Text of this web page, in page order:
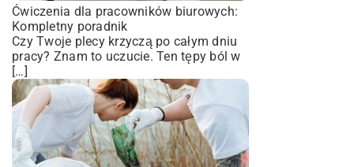
Ćwiczenia dla pracowników biurowych:
Kompletny poradnik
Czy Twoje plecy krzyczą po całym dniu
pracy? Znam to uczucie. Ten tępy ból w
[…]